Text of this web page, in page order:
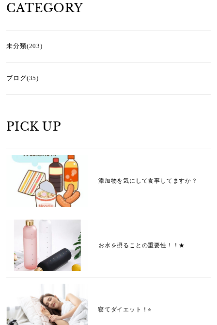
CATEGORY
未分類(203)
ブログ(35)
PICK UP
添加物を気にして食事してますか？
お水を摂ることの重要性！！★
寝てダイエット！⭐︎